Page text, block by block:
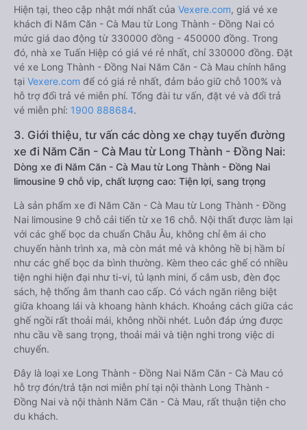
Hiện tại, theo cập nhật mới nhất của Vexere.com, giá vé xe
khách đi Năm Căn - Cà Mau từ Long Thành - Đồng Nai có
mức giá dao động từ 330000 đồng - 450000 đồng. Trong
đó, nhà xe Tuấn Hiệp có giá vé rẻ nhất, chỉ 330000 đồng. Đặt
vé xe Long Thành - Đồng Nai Năm Căn - Cà Mau chính hãng
tại Vexere.com để có giá rẻ nhất, đảm bảo giữ chỗ 100% và
hỗ trợ đổi trả vé miễn phí. Tổng đài tư vấn, đặt vé và đổi trả
vé miễn phí: 1900 888684.
3. Giới thiệu, tư vấn các dòng xe chạy tuyến đường
xe đi Năm Căn - Cà Mau từ Long Thành - Đồng Nai:
Dòng xe đi Năm Căn - Cà Mau từ Long Thành - Đồng Nai
limousine 9 chỗ vip, chất lượng cao: Tiện lợi, sang trọng
Là sản phẩm xe đi Năm Căn - Cà Mau từ Long Thành - Đồng
Nai limousine 9 chỗ cải tiến từ xe 16 chỗ. Nội thất được làm lại
với các ghế bọc da chuẩn Châu Âu, không chỉ êm ái cho
chuyến hành trình xa, mà còn mát mẻ và không hề bị hầm bí
như các ghế bọc da bình thường. Kèm theo các ghế có nhiều
tiện nghi hiện đại như ti-vi, tủ lạnh mini, ổ cắm usb, đèn đọc
sách, hệ thống âm thanh cao cấp. Có vách ngăn riêng biệt
giữa khoang lái và khoang hành khách. Khoảng cách giữa các
ghế ngồi rất thoải mái, không nhồi nhét. Luôn đáp ứng được
nhu cầu về sang trọng, thoải mái và tiện nghi trong việc di
chuyển.
Đây là loại xe Long Thành - Đồng Nai Năm Căn - Cà Mau có
hỗ trợ đón/trả tận nơi miễn phí tại nội thành Long Thành -
Đồng Nai và nội thành Năm Căn - Cà Mau, rất thuận tiện cho
du khách.